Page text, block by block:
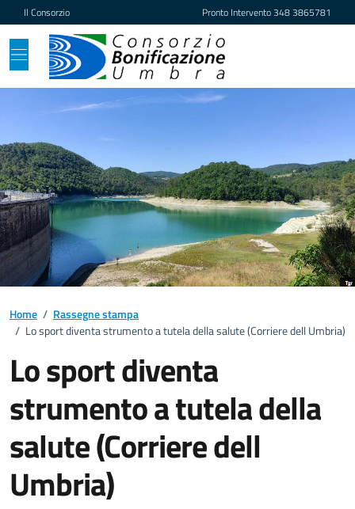
Vai ai contenuti
Vai al footer
Il Consorzio Pronto Intervento348 3865781
Home / Rassegne stampa
/ Lo sport diventa strumento a tutela della salute (Corriere dell Umbria)
Lo sport diventa
strumento a tutela della
salute (Corriere dell
Umbria)